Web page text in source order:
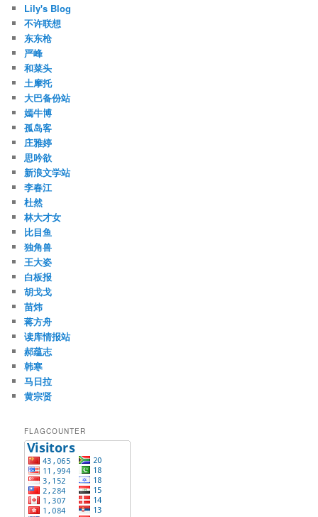
Lily's Blog
不许联想
东东枪
严峰
和菜头
土摩托
大巴备份站
嫣牛博
孤岛客
庄雅婷
思吟欲
新浪文学站
李春江
杜然
林大才女
比目鱼
独角兽
王大姿
白板报
胡戈戈
苗炜
蒋方舟
读库情报站
郝蕴志
韩寒
马日拉
黄宗贤
FLAGCOUNTER